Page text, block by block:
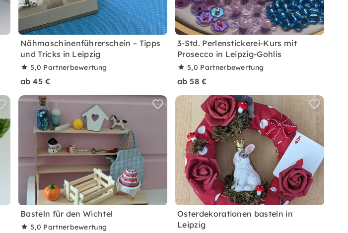
Nähmaschinenführerschein – Tipps
und Tricks in Leipzig
5,0 Partnerbewertung
ab 45 €
3-Std. Perlenstickerei-Kurs mit
Prosecco in Leipzig-Gohlis
5,0 Partnerbewertung
ab 58 €
Basteln für den Wichtel
5,0 Partnerbewertung
Osterdekorationen basteln in
Leipzig